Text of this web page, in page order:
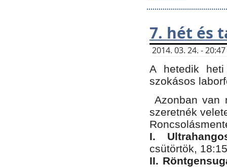
7. hét és
2014. 03. 24. -
A hetedik
szokásos
Azonban van
szeretnék
I.
csütörtök,
II.